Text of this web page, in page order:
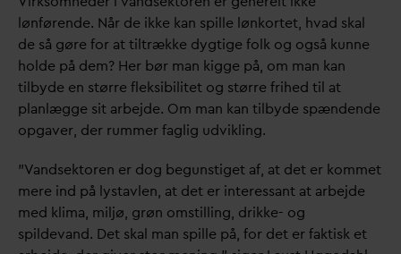
lønførende. Når de ikke kan spille lønkortet, hvad skal
de så gøre for at tiltrække dygtige folk og også kunne
holde på dem? Her bør man kigge på, om man kan
tilbyde en større fleksibilitet og større frihed til at
planlægge sit arbejde. Om man kan tilbyde spændende
opgaver, der rummer faglig udvikling.
”Vandsektoren er dog begunstiget af, at det er kommet
mere ind på lystavlen, at det er interessant at arbejde
med klima, miljø, grøn omstilling, drikke- og
spildevand. Det skal man spille på, for det er faktisk et